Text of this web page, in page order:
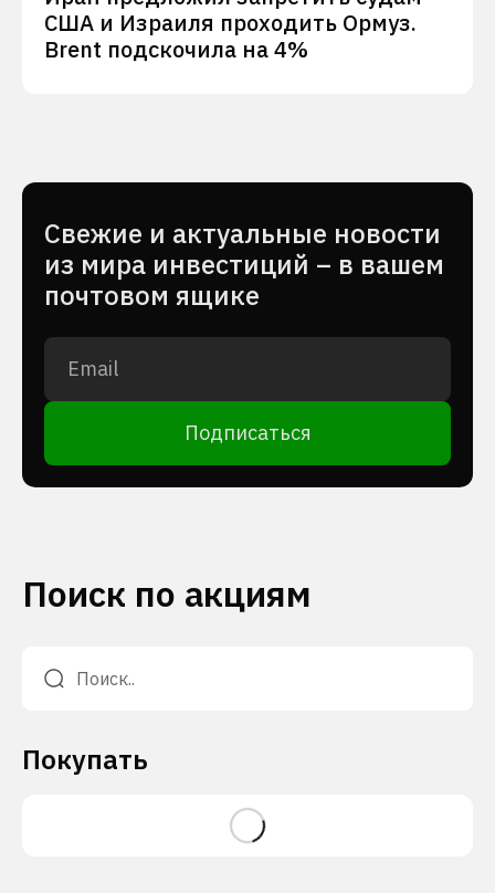
США и Израиля проходить Ормуз.
Brent подскочила на 4%
Cвежие и актуальные новости
из мира инвестиций – в вашем
почтовом ящике
Подписаться
Поиск по акциям
Покупать